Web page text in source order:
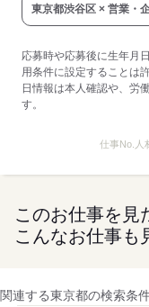
東京都渋谷区 × 営業・
応募時や応募後に生年月
用条件に設定することは
日情報は本人確認や、労
す。
仕事No. 人
このお仕事を見
こんなお仕事も
関連する東京都の検索条